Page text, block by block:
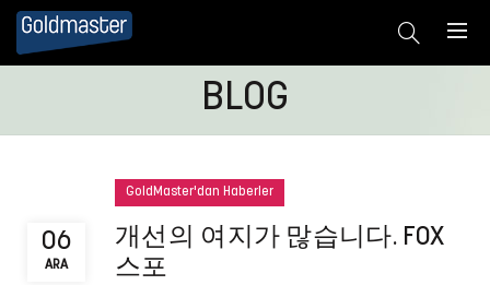
BLOG
06
ARA
GoldMaster'dan Haberler
개선의 여지가 많습니다. FOX
스포